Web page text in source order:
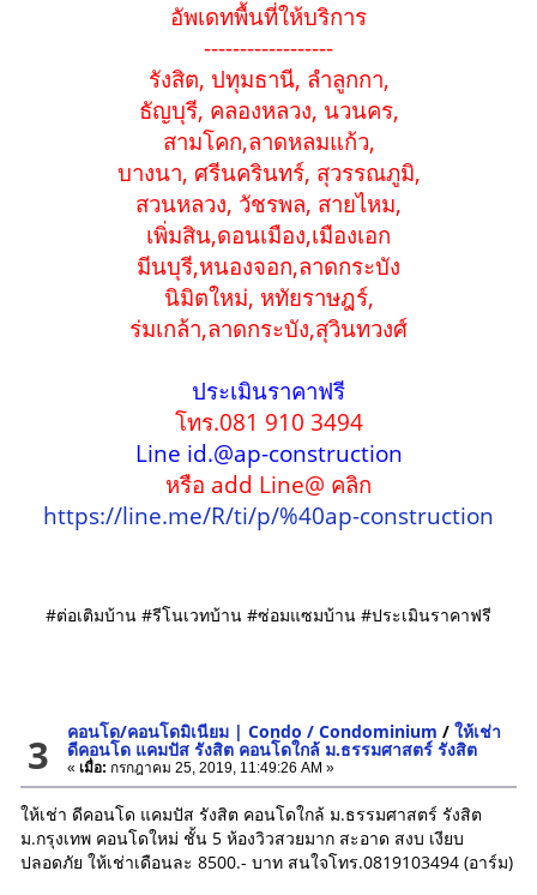
อัพเดทพื้นที่ให้บริการ
------------------
รังสิต, ปทุมธานี, ลำลูกกา,
ธัญบุรี, คลองหลวง, นวนคร,
สามโคก,ลาดหลมแก้ว,
บางนา, ศรีนครินทร์, สุวรรณภูมิ,
สวนหลวง, วัชรพล, สายไหม,
เพิ่มสิน,ดอนเมือง,เมืองเอก
มีนบุรี,หนองจอก,ลาดกระบัง
นิมิตใหม่, หทัยราษฎร์,
ร่มเกล้า,ลาดกระบัง,สุวินทวงศ์
ประเมินราคาฟรี
โทร.081 910 3494
Line id.@ap-construction
หรือ add Line@ คลิก
https://line.me/R/ti/p/%40ap-construction
#ต่อเติมบ้าน #รีโนเวทบ้าน #ซ่อมแซมบ้าน #ประเมินราคาฟรี
3 คอนโด/คอนโดมิเนียม | Condo / Condominium /ให้เช่า
ดีคอนโด แคมปัส รังสิต คอนโดใกล้ ม.ธรรมศาสตร์ รังสิต
« เมื่อ: กรกฎาคม 25, 2019, 11:49:26 AM »
ให้เช่า ดีคอนโด แคมปัส รังสิต คอนโดใกล้ ม.ธรรมศาสตร์ รังสิต
ม.กรุงเทพ คอนโดใหม่ ชั้น 5 ห้องวิวสวยมาก สะอาด สงบ เงียบ
ปลอดภัย ให้เช่าเดือนละ 8500.- บาท สนใจโทร.0819103494 (อาร์ม)